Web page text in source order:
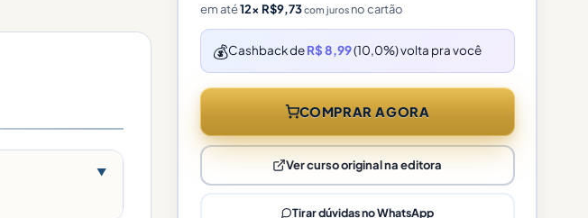
▼
em até12× R$9,73com jurosno cartão
💰Cashback deR$ 8,99(10,0%) volta pra você
COMPRAR AGORA
Ver curso original na editora
Tirar dúvidas no WhatsApp